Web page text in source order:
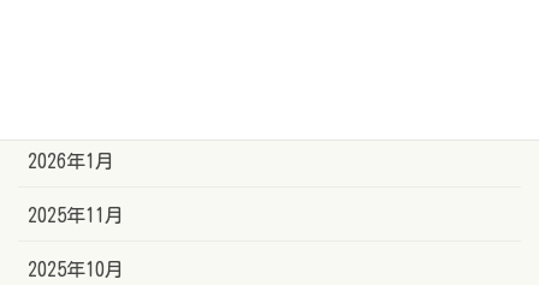
2026年1月
2025年11月
2025年10月